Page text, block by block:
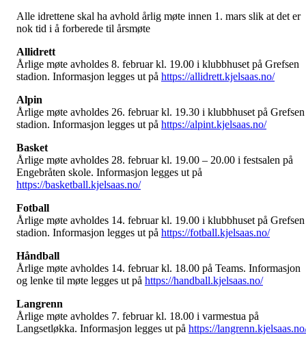
Alle idrettene skal ha avhold årlig møte innen 1. mars slik at det er
nok tid i å forberede til årsmøte
Allidrett
Årlige møte avholdes 8. februar kl. 19.00 i klubbhuset på Grefsen
stadion. Informasjon legges ut på https://allidrett.kjelsaas.no/
Alpin
Årlige møte avholdes 26. februar kl. 19.30 i klubbhuset på Grefsen
stadion. Informasjon legges ut på https://alpint.kjelsaas.no/
Basket
Årlige møte avholdes 28. februar kl. 19.00 – 20.00 i festsalen på
Engebråten skole. Informasjon legges ut på
https://basketball.kjelsaas.no/
Fotball
Årlige møte avholdes 14. februar kl. 19.00 i klubbhuset på Grefsen
stadion. Informasjon legges ut på https://fotball.kjelsaas.no/
Håndball
Årlige møte avholdes 14. februar kl. 18.00 på Teams. Informasjon
og lenke til møte legges ut på https://handball.kjelsaas.no/
Langrenn
Årlige møte avholdes 7. februar kl. 18.00 i varmestua på
Langsetløkka. Informasjon legges ut på https://